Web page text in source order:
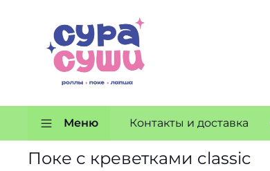
Меню Контакты и доставка
Поке с креветками classic